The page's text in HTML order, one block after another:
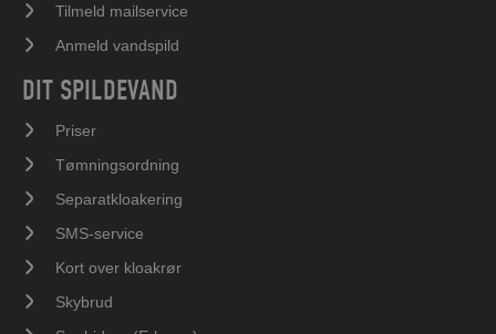
Tilmeld mailservice
Anmeld vandspild
DIT SPILDEVAND
Priser
Tømningsordning
Separatkloakering
SMS-service
Kort over kloakrør
Skybrud